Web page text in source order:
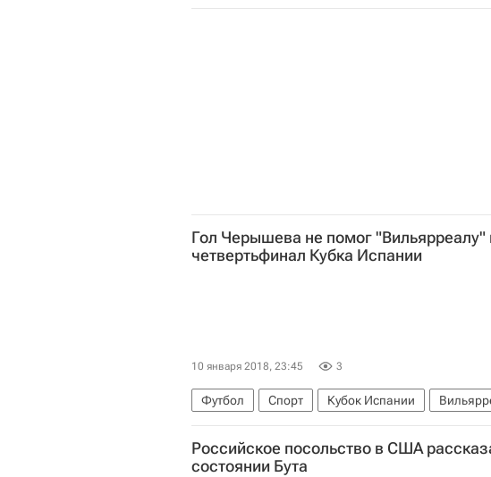
Гол Черышева не помог "Вильярреалу"
четвертьфинал Кубка Испании
10 января 2018, 23:45 3
Футбол Спорт Кубок Испании
Российское посольство в США
состоянии Бута